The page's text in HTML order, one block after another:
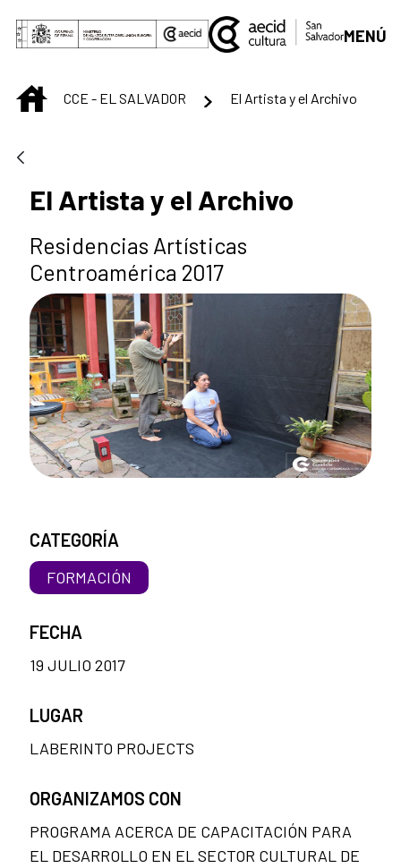
Saltar al contenido principal
MENÚ
INICIOCCE - EL SALVADOR El Artista y el Archivo
El Artista y el Archivo
Residencias Artísticas
Centroamérica 2017
CATEGORÍA
FORMACIÓN
FECHA
19 JULIO 2017
LUGAR
LABERINTO PROJECTS
ORGANIZAMOS CON
PROGRAMA ACERCA DE CAPACITACIÓN PARA
EL DESARROLLO EN EL SECTOR CULTURAL DE